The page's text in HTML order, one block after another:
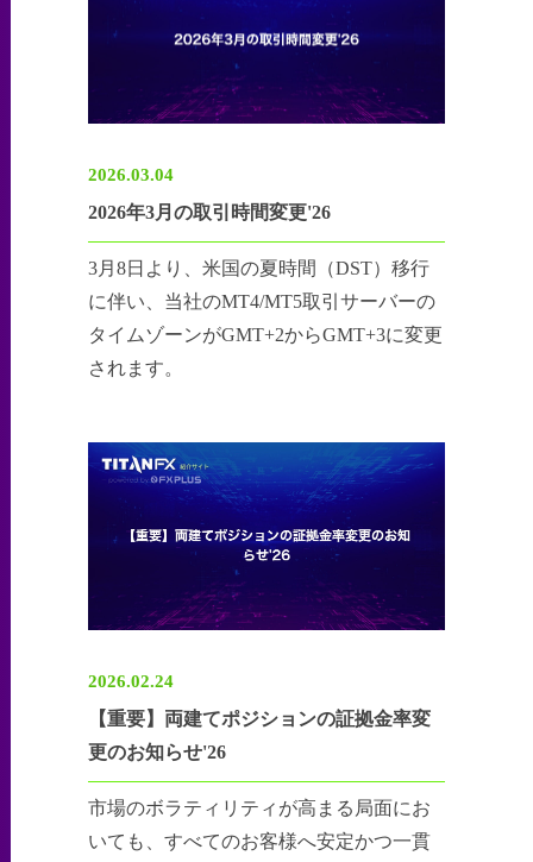
2026.03.04
2026年3月の取引時間変更'26
3月8日より、米国の夏時間（DST）移行
に伴い、当社のMT4/MT5取引サーバーの
タイムゾーンがGMT+2からGMT+3に変更
されます。
2026.02.24
【重要】両建てポジションの証拠金率変
更のお知らせ'26
市場のボラティリティが高まる局面にお
いても、すべてのお客様へ安定かつ一貫